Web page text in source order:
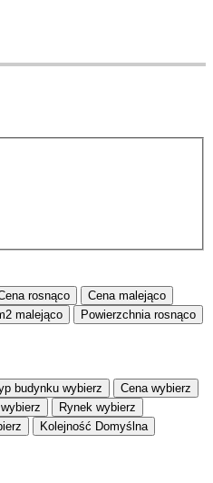
rosnąco Cena malejąco
malejąco Powierzchnia rosnąco
budynku wybierz Cena wybierz
wybierz Rynek wybierz
Kolejność Domyślna